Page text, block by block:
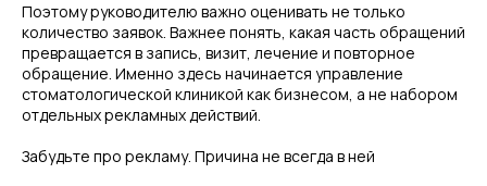
Поэтому руководителю важно оценивать не только
количество заявок. Важнее понять, какая часть обращений
превращается в запись, визит, лечение и повторное
обращение. Именно здесь начинается управление
стоматологической клиникой как бизнесом, а не набором
отдельных рекламных действий.
Забудьте про рекламу. Причина не всегда в ней